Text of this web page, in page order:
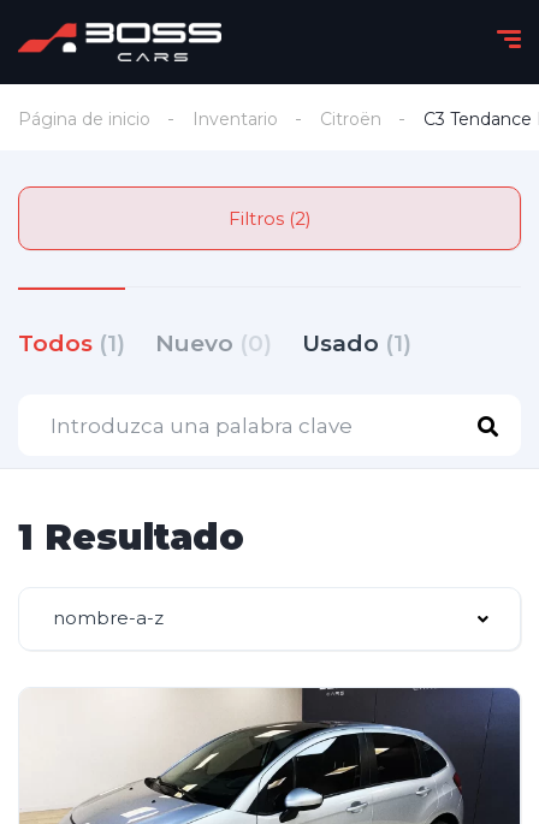
Página de inicio Inventario Citroën C3
Filtros (2)
Todos (1) Nuevo (0) Usado (1)
1 Resultado
nombre-a-z